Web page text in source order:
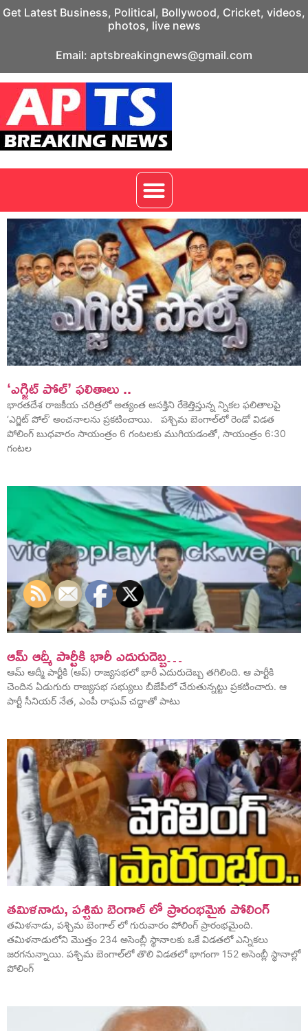
Get Latest Business, Political, Bollywood, Cricket, videos,
photos, live news
Email: aptsbreakingnews@gmail.com
‘ఎగ్జిట్ పోల్’ ఫలితాలు ..
భారతదేశ రాజకీయ చరిత్రలో అత్యంత ఆసక్తిని రేకెత్తిస్తున్న న్నికల ఫలితాలపై
‘ఎగ్జిట్ పోల్’ అంచనాలను ప్రకటించాయి. పశ్చిమ బెంగాల్‌లో రెండో విడత
పోలింగ్ బుధవారం సాయంత్రం 6 గంటలకు ముగియడంతో, సాయంత్రం 6:30
గంటల
ఆమ్ ఆద్మీ పార్టీకి భారీ ఎదురుదెబ్బ…
ఆమ్ ఆద్మీ పార్టీకి (ఆప్) రాజ్యసభలో భారీ ఎదురుదెబ్బ తగిలింది. ఆ పార్టీకి
చెందిన ఏడుగురు రాజ్యసభ సభ్యులు బీజేపీలో చేరుతున్నట్టు ప్రకటించారు. ఆ
పార్టీ సీనియర్ నేత, ఎంపీ రాఘవ్ చద్దాతో పాటు
తమిళనాడు, పశ్చిమ బెంగాల్‌ లో ప్రారంభమైన పోలింగ్‌
తమిళనాడు, పశ్చిమ బెంగాల్‌ లో గురువారం పోలింగ్‌ ప్రారంభమైంది.
తమిళనాడులోని మొత్తం 234 అసెంబ్లీ స్థానాలకు ఒకే విడతలో ఎన్నికలు
జరగనున్నాయి. పశ్చిమ బెంగాల్‌లో తొలి విడతలో భాగంగా 152 అసెంబ్లీ స్థానాల్లో
పోలింగ్‌